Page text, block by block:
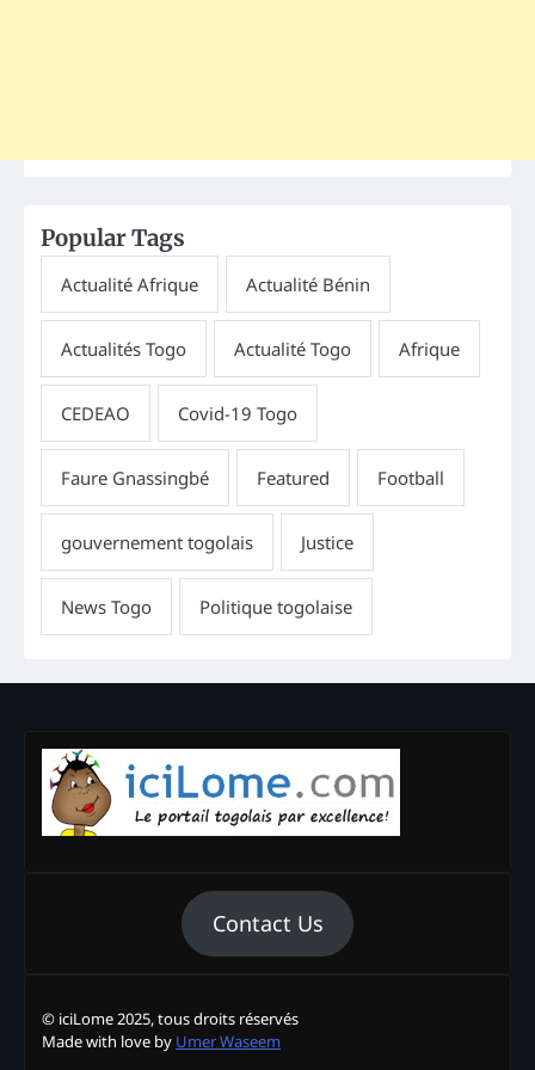
Popular Tags
Contact Us
© iciLome 2025, tous droits réservés
Made with love by Umer Waseem